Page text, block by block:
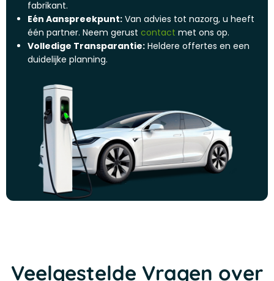
fabrikant.
Eén Aanspreekpunt: Van advies tot nazorg, u heeft
één partner. Neem gerust contact met ons op.
Volledige Transparantie: Heldere offertes en een
duidelijke planning.
Veelgestelde Vragen over